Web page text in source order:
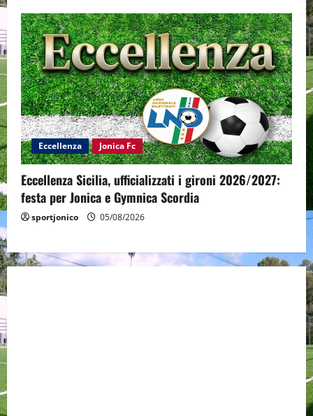
Eccellenza Jonica Fc
Eccellenza Sicilia, ufficializzati i gironi 2026/2027:
festa per Jonica e Gymnica Scordia
sportjonico 05/08/2026